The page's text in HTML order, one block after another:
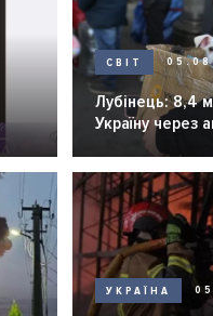
СВІТ
Лубінець: 8,4
Україну через
УКРАЇНА